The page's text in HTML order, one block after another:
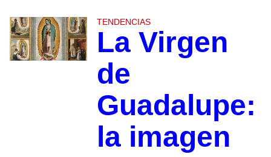
TENDENCIAS
La Virgen
de
Guadalupe:
la imagen